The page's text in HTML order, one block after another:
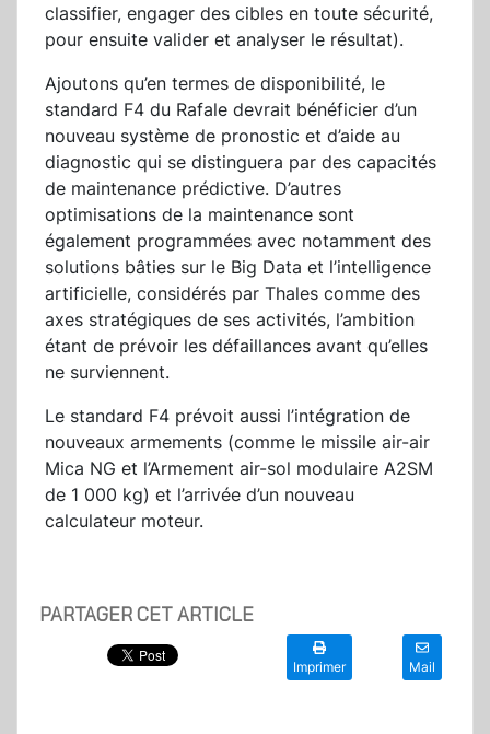
classifier, engager des cibles en toute sécurité,
pour ensuite valider et analyser le résultat).
Ajoutons qu’en termes de disponibilité, le
standard F4 du Rafale devrait bénéficier d’un
nouveau système de pronostic et d’aide au
diagnostic qui se distinguera par des capacités
de maintenance prédictive. D’autres
optimisations de la maintenance sont
également programmées avec notamment des
solutions bâties sur le Big Data et l’intelligence
artificielle, considérés par Thales comme des
axes stratégiques de ses activités, l’ambition
étant de prévoir les défaillances avant qu’elles
ne surviennent.
Le standard F4 prévoit aussi l’intégration de
nouveaux armements (comme le missile air-air
Mica NG et l’Armement air-sol modulaire A2SM
de 1 000 kg) et l’arrivée d’un nouveau
calculateur moteur.
PARTAGER CET ARTICLE
Imprimer Mail